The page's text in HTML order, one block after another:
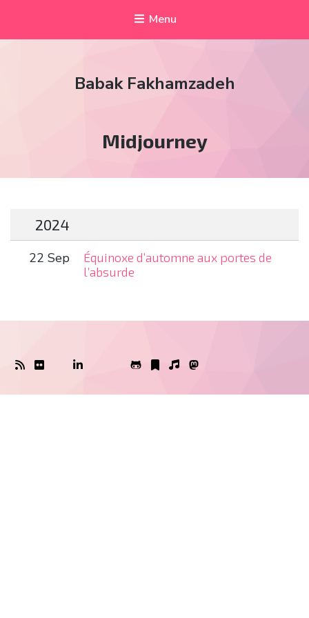
Menu
Babak Fakhamzadeh
Tag:
Midjourney
2024
22 Sep
Équinoxe d’automne aux portes de
l’absurde